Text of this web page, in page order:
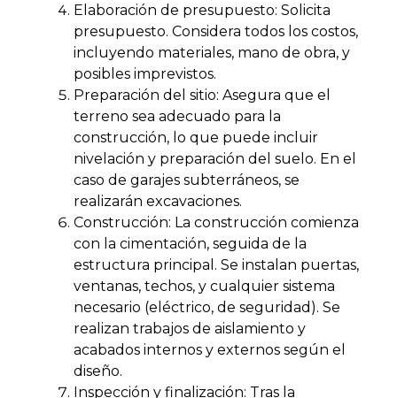
Elaboración de presupuesto: Solicita
presupuesto. Considera todos los costos,
incluyendo materiales, mano de obra, y
posibles imprevistos.
Preparación del sitio: Asegura que el
terreno sea adecuado para la
construcción, lo que puede incluir
nivelación y preparación del suelo. En el
caso de garajes subterráneos, se
realizarán excavaciones.
Construcción: La construcción comienza
con la cimentación, seguida de la
estructura principal. Se instalan puertas,
ventanas, techos, y cualquier sistema
necesario (eléctrico, de seguridad). Se
realizan trabajos de aislamiento y
acabados internos y externos según el
diseño.
Inspección y finalización: Tras la